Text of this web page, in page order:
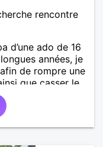
rencontre
d’une ado de 16
années, je
de rompre une
que casser le
décliner en des
fera son
philosophe